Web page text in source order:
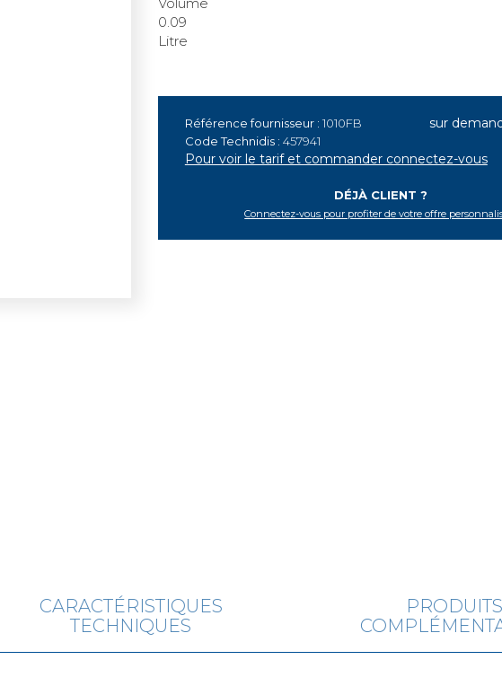
0.09
Litre
Référence fournisseur : 1010FB
Code Technidis : 457941
sur
Pour voir le tarif et commander connectez-vous
DÉJÀ CLIENT ?
Connectez-vous pour profiter de votre offre
CARACTÉRISTIQUES
TECHNIQUES
PRODUITS